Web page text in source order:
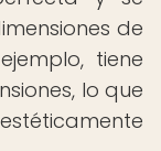
de
tiene
lo que